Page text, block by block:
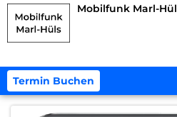
Mobilfunk Marl-
Termin Buchen